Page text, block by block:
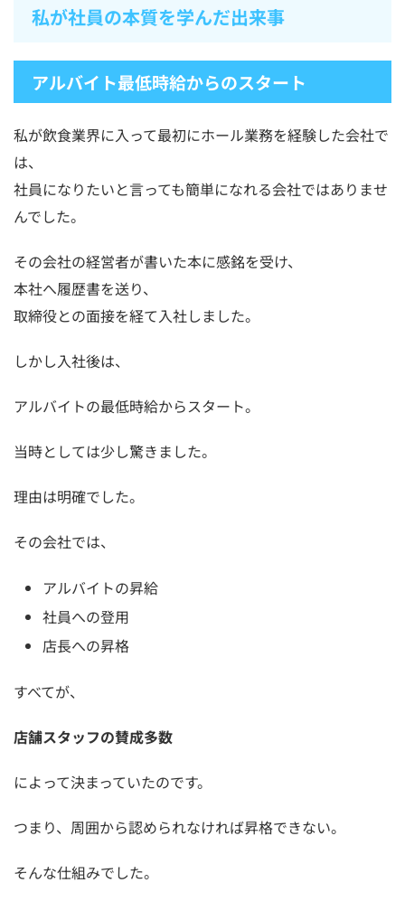
私が社員の本質を学んだ出来事
アルバイト最低時給からのスタート
私が飲食業界に入って最初にホール業務を経験した会社で
は、
社員になりたいと言っても簡単になれる会社ではありませ
んでした。
その会社の経営者が書いた本に感銘を受け、
本社へ履歴書を送り、
取締役との面接を経て入社しました。
しかし入社後は、
アルバイトの最低時給からスタート。
当時としては少し驚きました。
理由は明確でした。
その会社では、
アルバイトの昇給
社員への登用
店長への昇格
すべてが、
店舗スタッフの賛成多数
によって決まっていたのです。
つまり、周囲から認められなければ昇格できない。
そんな仕組みでした。